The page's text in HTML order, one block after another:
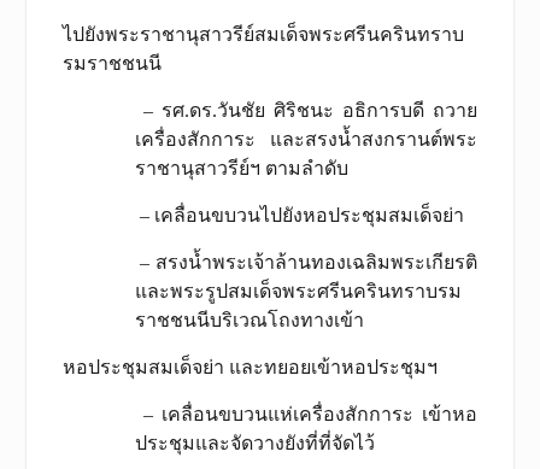
ไปยังพระราชานุสาวรีย์สมเด็จพระศรีนครินทราบ
รมราชชนนี
– รศ.ดร.วันชัย ศิริชนะ อธิการบดี ถวาย
เครื่องสักการะ และสรงน้ำสงกรานต์พระ
ราชานุสาวรีย์ฯ ตามลำดับ
– เคลื่อนขบวนไปยังหอประชุมสมเด็จย่า
– สรงน้ำพระเจ้าล้านทองเฉลิมพระเกียรติ
และพระรูปสมเด็จพระศรีนครินทราบรม
ราชชนนีบริเวณโถงทางเข้า
หอประชุมสมเด็จย่า และทยอยเข้าหอประชุมฯ
– เคลื่อนขบวนแห่เครื่องสักการะ เข้าหอ
ประชุมและจัดวางยังที่ที่จัดไว้